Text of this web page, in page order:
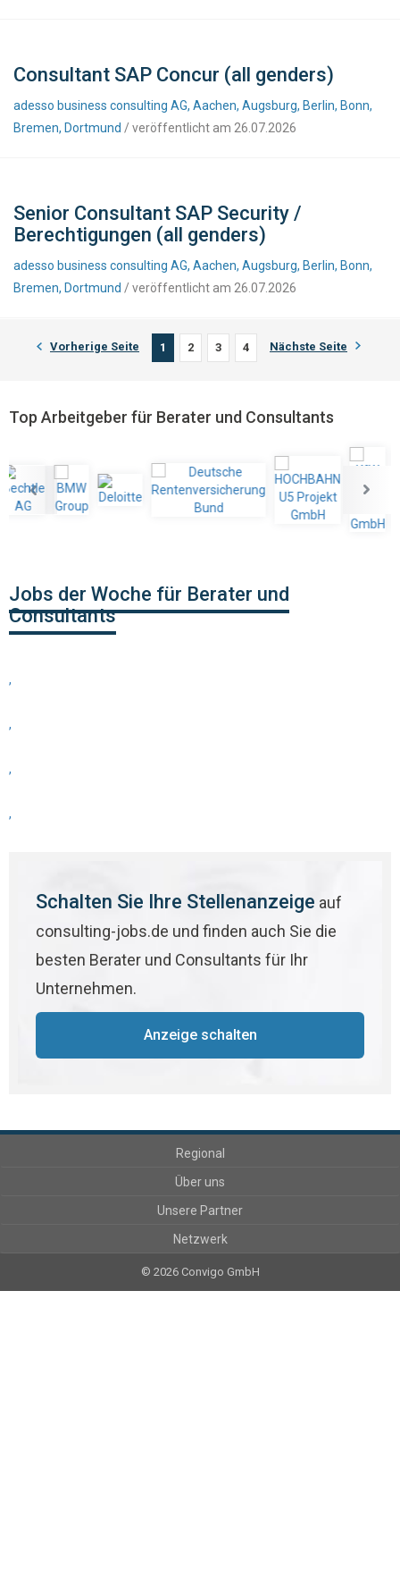
Consultant SAP Concur (all genders)
adesso business consulting AG, Aachen, Augsburg, Berlin, Bonn,
Bremen, Dortmund / veröffentlicht am 26.07.2026
Senior Consultant SAP Security /
Berechtigungen (all genders)
adesso business consulting AG, Aachen, Augsburg, Berlin, Bonn,
Bremen, Dortmund / veröffentlicht am 26.07.2026
Vorherige Seite 1 2 3 4 Nächste Seite
Top Arbeitgeber für Berater und Consultants
Jobs der Woche für Berater und
Consultants
,
,
,
,
Schalten Sie Ihre Stellenanzeige auf
consulting-jobs.de und finden auch Sie die
besten Berater und Consultants für Ihr
Unternehmen.
Anzeige schalten
Regional
Über uns
Unsere Partner
Netzwerk
© 2026 Convigo GmbH